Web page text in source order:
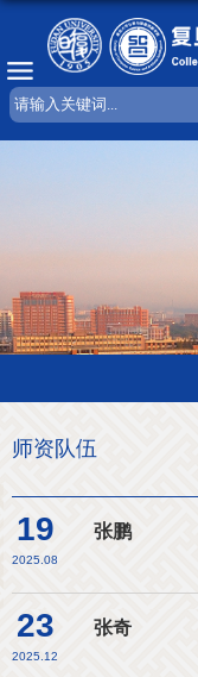
师资队伍
19
2025.08
张鹏
23
2025.12
张奇